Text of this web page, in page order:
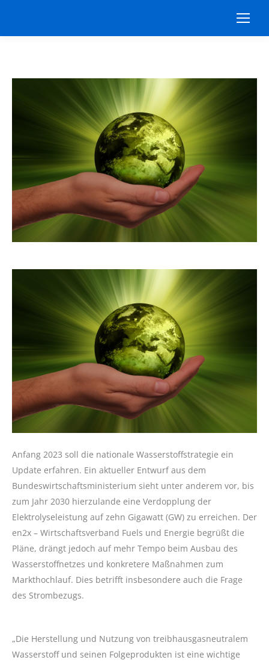
Anfang 2023 soll die nationale Wasserstoffstrategie ein
Update erfahren. Ein aktueller Entwurf aus dem
Bundeswirtschaftsministerium sieht unter anderem vor, bis
zum Jahr 2030 hierzulande eine Verdopplung der
Elektrolyseleistung auf zehn Gigawatt (GW) zu erreichen. Der
en2x – Wirtschaftsverband Fuels und Energie begrüßt die
Pläne, drängt jedoch auf mehr Tempo beim Ausbau des
Wasserstoffnetzes und konkretere Maßnahmen zum
Markthochlauf. Dies betrifft insbesondere auch die Frage
des Strombezugs.
„Die Herstellung und Nutzung von treibhausgasneutralem
Wasserstoff und seinen Folgeprodukten ist eine wichtige